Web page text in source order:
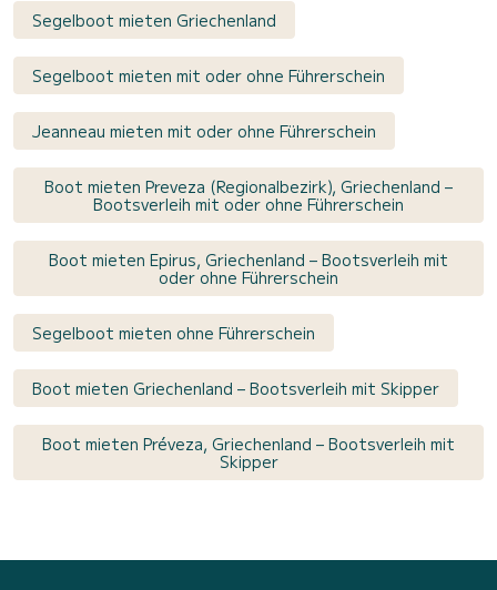
Segelboot mieten Griechenland
Segelboot mieten mit oder ohne Führerschein
Jeanneau mieten mit oder ohne Führerschein
Boot mieten Preveza (Regionalbezirk), Griechenland –
Bootsverleih mit oder ohne Führerschein
Boot mieten Epirus, Griechenland – Bootsverleih mit
oder ohne Führerschein
Segelboot mieten ohne Führerschein
Boot mieten Griechenland – Bootsverleih mit Skipper
Boot mieten Préveza, Griechenland – Bootsverleih mit
Skipper